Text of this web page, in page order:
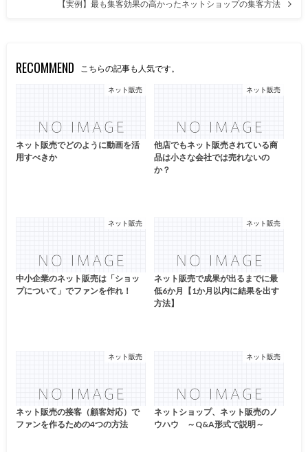
【実例】最も集客効果の高かったネットショップの集客方法
RECOMMEND こちらの記事も人気です。
ネット販売
ネット販売でどのように動画を活
用すべきか
ネット販売
他店でもネット販売されている商
品は小さな会社では売れないの
か？
ネット販売
中小企業のネット販売は「ショッ
プについて」でファンを作れ！
ネット販売
ネット販売で成果が出るまでに最
低6か月【1か月以内に結果を出す
方法】
ネット販売
ネット販売の接客（顧客対応）で
ファンを作るための4つの方法
ネット販売
ネットショップ、ネット販売のノ
ウハウ ～Q&A形式で説明～